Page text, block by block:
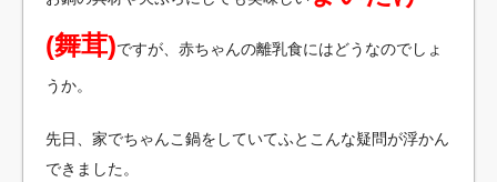
(舞茸)ですが、赤ちゃんの離乳食にはどうなのでしょ
うか。
先日、家でちゃんこ鍋をしていてふとこんな疑問が浮かん
できました。